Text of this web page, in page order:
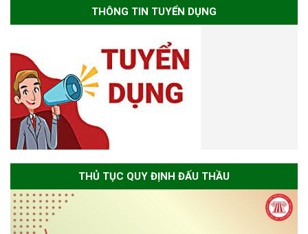
THÔNG TIN TUYỂN DỤNG
THỦ TỤC QUY ĐỊNH ĐẤU THẦU